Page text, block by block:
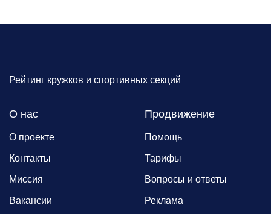
Рейтинг кружков и спортивных секций
О нас
О проекте
Контакты
Миссия
Вакансии
Продвижение
Помощь
Тарифы
Вопросы и ответы
Реклама